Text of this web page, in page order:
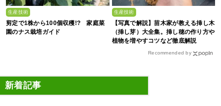
生産技術
剪定で1株から100個収穫!? 家庭菜
園のナス栽培ガイド
生産技術
【写真で解説】苗木家が教える挿し木
（挿し芽）大全集。挿し穂の作り方や
植物を増やすコツなど徹底解説
Recommended by
新着記事